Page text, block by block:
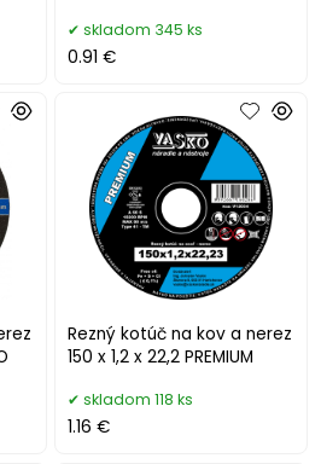
skladom 345 ks
0.91 €
Rezný kotúč na kov a nerez
150 x 1,2 x 22,2 PREMIUM
skladom 118 ks
1.16 €